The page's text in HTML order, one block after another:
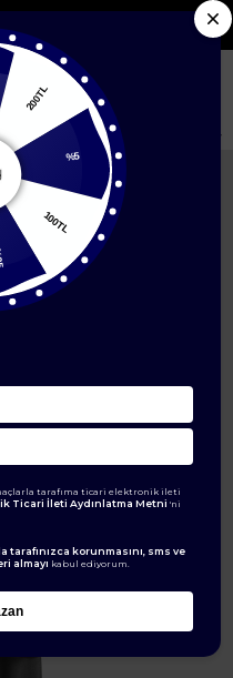
%50'ye Varan İndirim
Kolları ve Yakası Ribanalı
200TL
%5
100TL
tarafıma ticari elektronik ileti
Ticari İleti Aydınlatma Metni 'ni
tarafınızca korunmasını, sms ve
almayı kabul ediyorum.